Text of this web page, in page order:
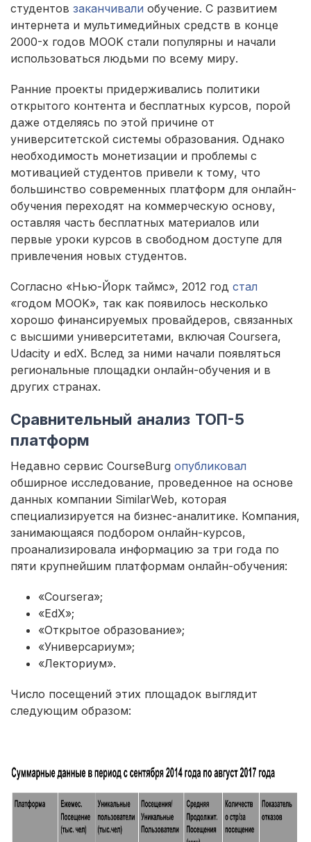
студентов заканчивали обучение. С развитием
интернета и мультимедийных средств в конце
2000-х годов MOOK стали популярны и начали
использоваться людьми по всему миру.
Ранние проекты придерживались политики
открытого контента и бесплатных курсов, порой
даже отделяясь по этой причине от
университетской системы образования. Однако
необходимость монетизации и проблемы с
мотивацией студентов привели к тому, что
большинство современных платформ для онлайн-
обучения переходят на коммерческую основу,
оставляя часть бесплатных материалов или
первые уроки курсов в свободном доступе для
привлечения новых студентов.
Согласно «Нью-Йорк таймс», 2012 год стал
«годом MOOK», так как появилось несколько
хорошо финансируемых провайдеров, связанных
с высшими университетами, включая Coursera,
Udacity и edX. Вслед за ними начали появляться
региональные площадки онлайн-обучения и в
других странах.
Сравнительный анализ ТОП-5
платформ
Недавно сервис CourseBurg опубликовал
обширное исследование, проведенное на основе
данных компании SimilarWeb, которая
специализируется на бизнес-аналитике. Компания,
занимающаяся подбором онлайн-курсов,
проанализировала информацию за три года по
пяти крупнейшим платформам онлайн-обучения:
«Coursera»;
«EdX»;
«Открытое образование»;
«Универсариум»;
«Лекториум».
Число посещений этих площадок выглядит
следующим образом: